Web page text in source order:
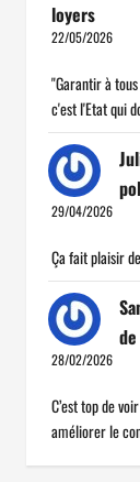
loyers
22/05/2026
"Garantir à
c'est l'Etat qui
29/04/2026
Ça fait plaisir
28/02/2026
C’est top de
améliorer le